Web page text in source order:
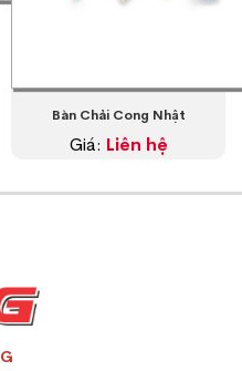
Bàn Chải Cong Nhật
Giá: Liên hệ